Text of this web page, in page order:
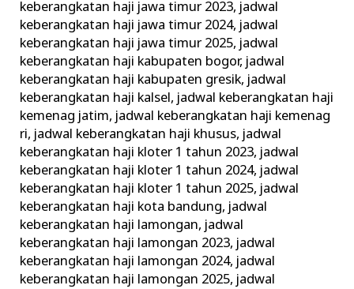
keberangkatan haji jawa timur 2023, jadwal
keberangkatan haji jawa timur 2024, jadwal
keberangkatan haji jawa timur 2025, jadwal
keberangkatan haji kabupaten bogor, jadwal
keberangkatan haji kabupaten gresik, jadwal
keberangkatan haji kalsel, jadwal keberangkatan haji
kemenag jatim, jadwal keberangkatan haji kemenag
ri, jadwal keberangkatan haji khusus, jadwal
keberangkatan haji kloter 1 tahun 2023, jadwal
keberangkatan haji kloter 1 tahun 2024, jadwal
keberangkatan haji kloter 1 tahun 2025, jadwal
keberangkatan haji kota bandung, jadwal
keberangkatan haji lamongan, jadwal
keberangkatan haji lamongan 2023, jadwal
keberangkatan haji lamongan 2024, jadwal
keberangkatan haji lamongan 2025, jadwal